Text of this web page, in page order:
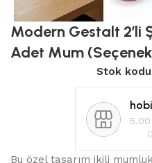
Modern Gestalt 2’li
Adet Mum
Stok
5.00
Bu özel tasarım ikili